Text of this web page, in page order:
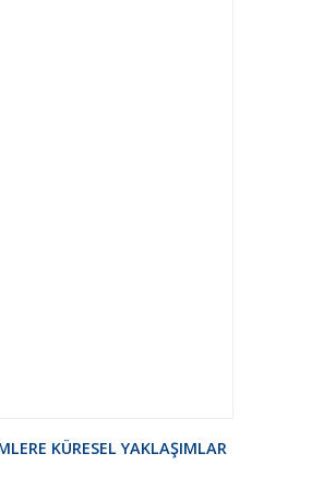
KÜRESEL YAKLAŞIMLAR